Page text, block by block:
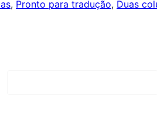
, Pronto para tradução, Duas